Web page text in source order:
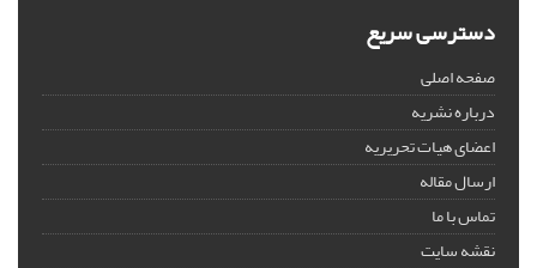
دسترسی سریع
صفحه اصلی
درباره نشریه
اعضای هیات تحریریه
ارسال مقاله
تماس با ما
نقشه سایت